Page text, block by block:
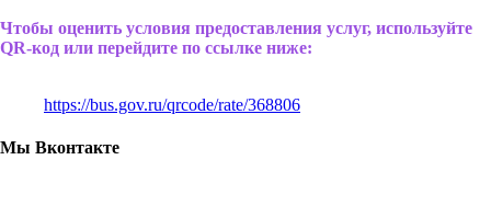
Чтобы оценить условия предоставления услуг, используйте
QR-код или перейдите по ссылке ниже:
https://bus.gov.ru/qrcode/rate/368806
Мы Вконтакте